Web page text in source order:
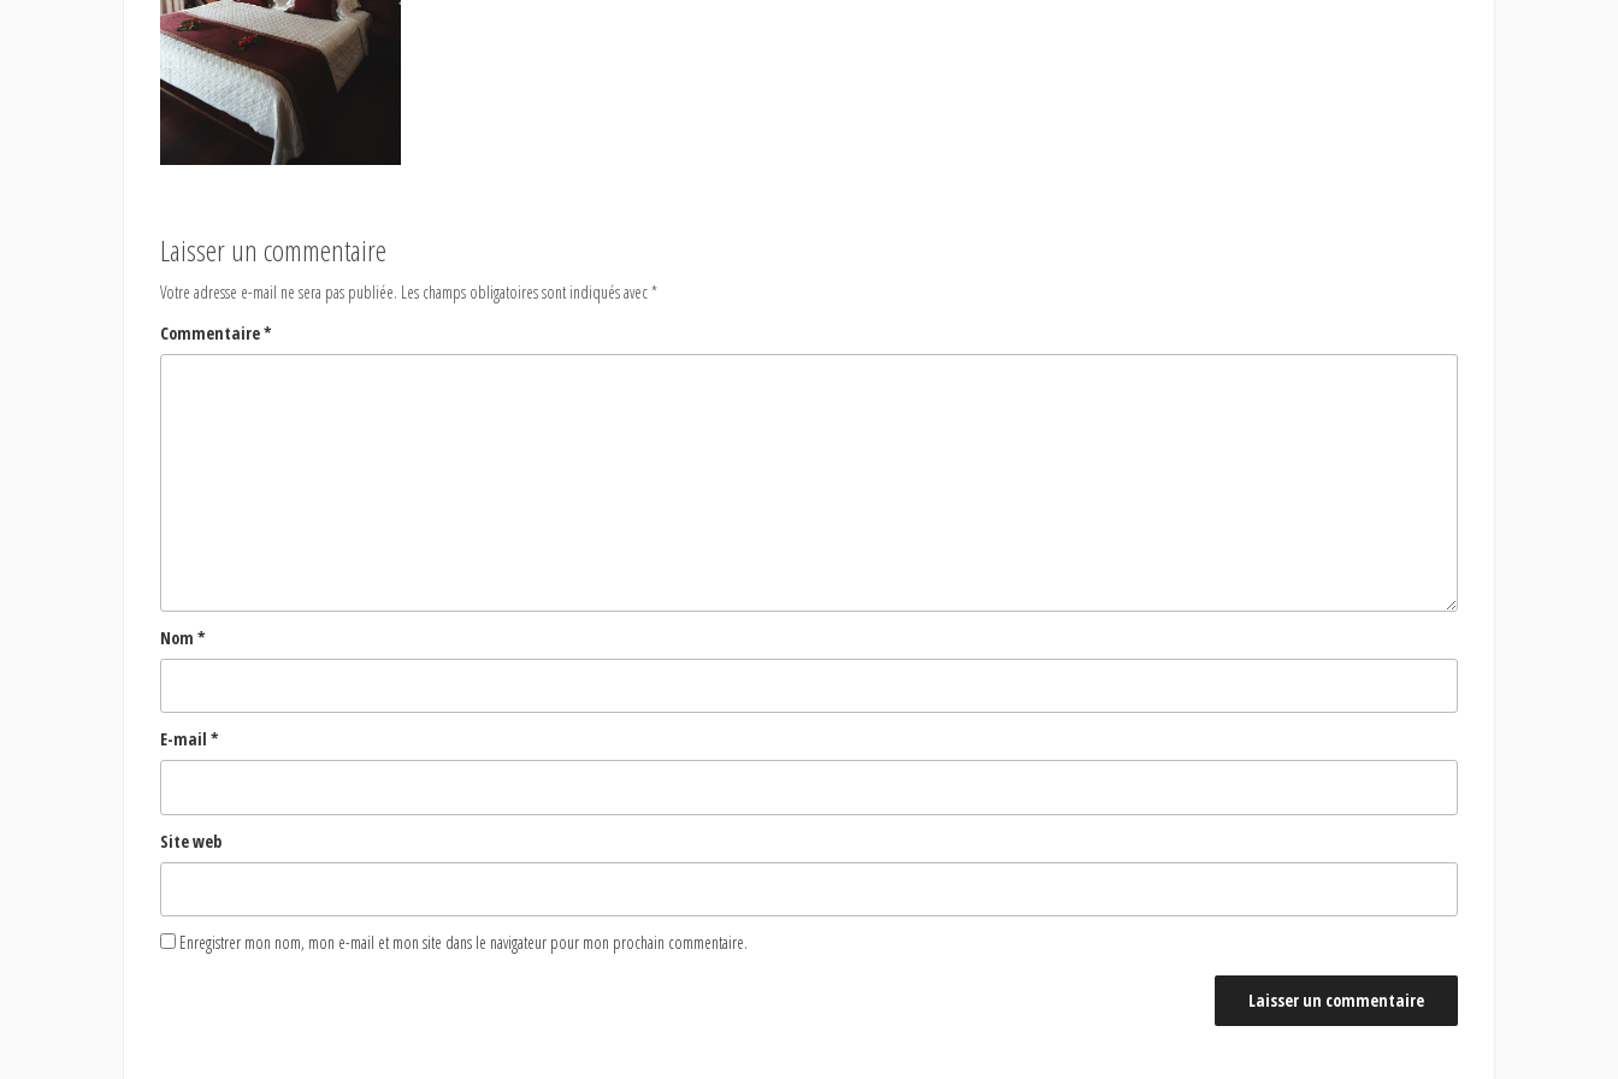
Laisser un commentaire
Votre adresse e-mail ne sera pas publiée. Les champs obligatoires sont indiqués avec*
Commentaire*
Nom *
E-mail *
Site web
Enregistrer mon nom, mon e-mail et mon site dans le navigateur pour mon prochain commentaire.